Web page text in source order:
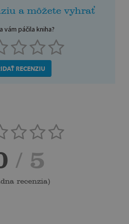
a môžete vyhrať
vám páčila kniha?
RECENZIU
/ 5
recenzia)